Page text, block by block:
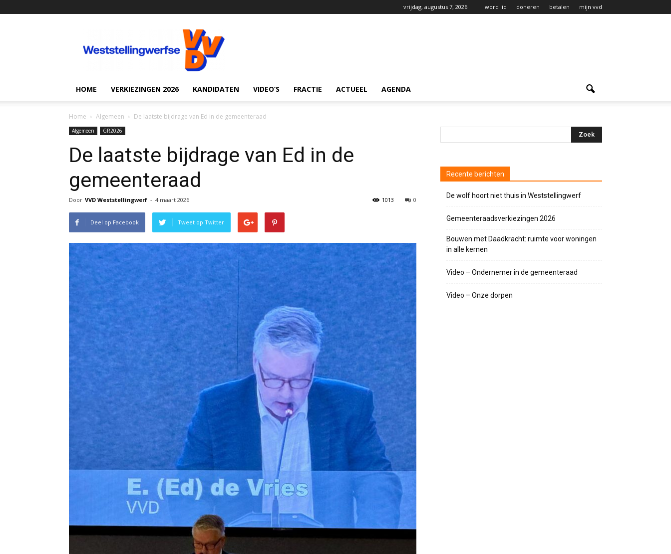
vrijdag, augustus 7, 2026 word lid doneren betalen mijn vvd
Weststellingwerf
HOME VERKIEZINGEN 2026 KANDIDATEN VIDEO’S FRACTIE ACTUEEL AGENDA
Home Algemeen De laatste bijdrage van Ed in de gemeenteraad
Algemeen GR2026
De laatste bijdrage van Ed in de
gemeenteraad
Door VVD Weststellingwerf - 4 maart 2026 0
1013
Deel op Facebook Tweet op Twitter
Recente berichten
De wolf hoort niet thuis in Weststellingwerf
Gemeenteraadsverkiezingen 2026
Bouwen met Daadkracht: ruimte voor woningen
in alle kernen
Video – Ondernemer in de gemeenteraad
Video – Onze dorpen